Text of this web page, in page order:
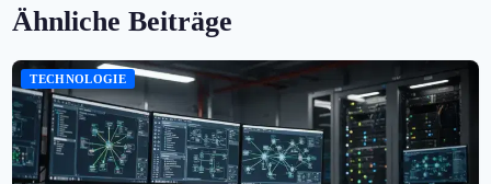
Ähnliche Beiträge
TECHNOLOGIE